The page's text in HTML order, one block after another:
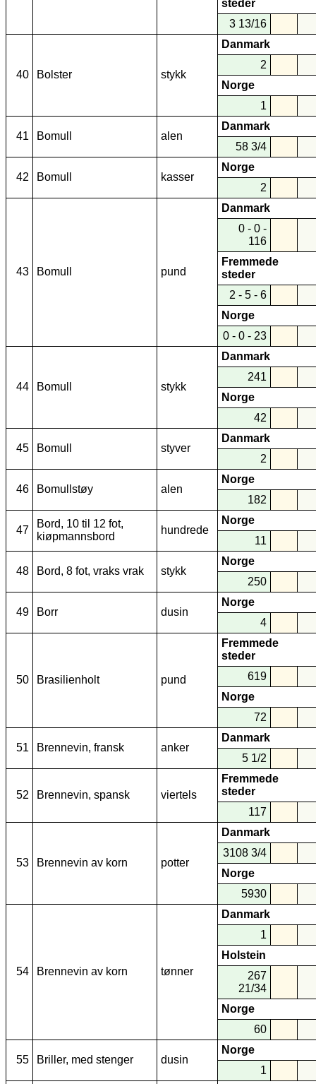
steder
3 13/16
40 Bolster stykk
Danmark
2
Norge
1
41 Bomull alen
Danmark
58 3/4
42 Bomull kasser
Norge
2
43 Bomull pund
Danmark
0 - 0 -
116
Fremmede
steder
2 - 5 - 6
Norge
0 - 0 - 23
44 Bomull stykk
Danmark
241
Norge
42
45 Bomull styver
Danmark
2
46 Bomullstøy alen
Norge
182
47
Bord, 10 til 12 fot,
kiøpmannsbord
hundrede
Norge
11
48 Bord, 8 fot, vraks vrak stykk
Norge
250
49 Borr dusin
Norge
4
50 Brasilienholt pund
Fremmede
steder
619
Norge
72
51 Brennevin, fransk anker
Danmark
5 1/2
52 Brennevin, spansk viertels
Fremmede
steder
117
53 Brennevin av korn potter
Danmark
3108 3/4
Norge
5930
54 Brennevin av korn tønner
Danmark
1
Holstein
267
21/34
Norge
60
55 Briller, med stenger dusin
Norge
1